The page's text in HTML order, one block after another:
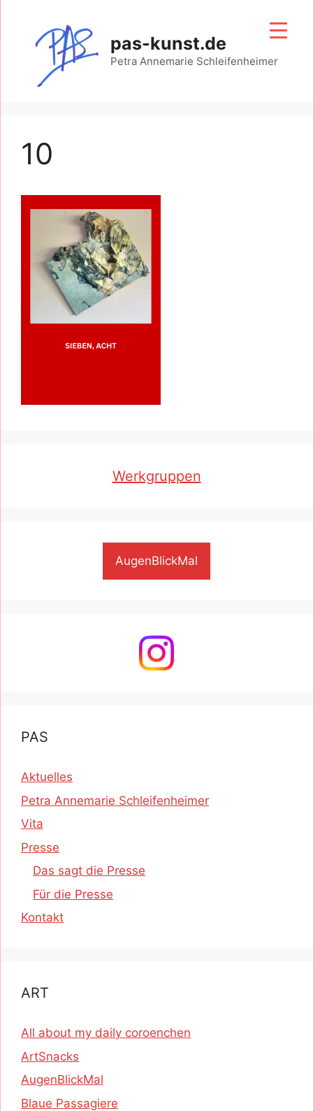
springen
pas-kunst.de
Petra Annemarie Schleifenheimer
10
Werkgruppen
AugenBlickMal
PAS
Aktuelles
Petra Annemarie Schleifenheimer
Vita
Presse
Das sagt die Presse
Für die Presse
Kontakt
ART
All about my daily coroenchen
ArtSnacks
AugenBlickMal
Blaue Passagiere